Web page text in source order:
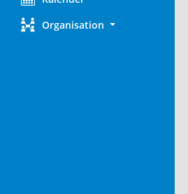
Organisation